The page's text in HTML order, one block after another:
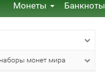
Монеты Банкноты
монет мира